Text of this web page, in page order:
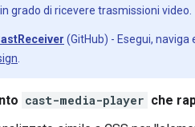
in grado di ricevere trasmissioni video.
(GitHub) - Esegui,
cast-media-player che